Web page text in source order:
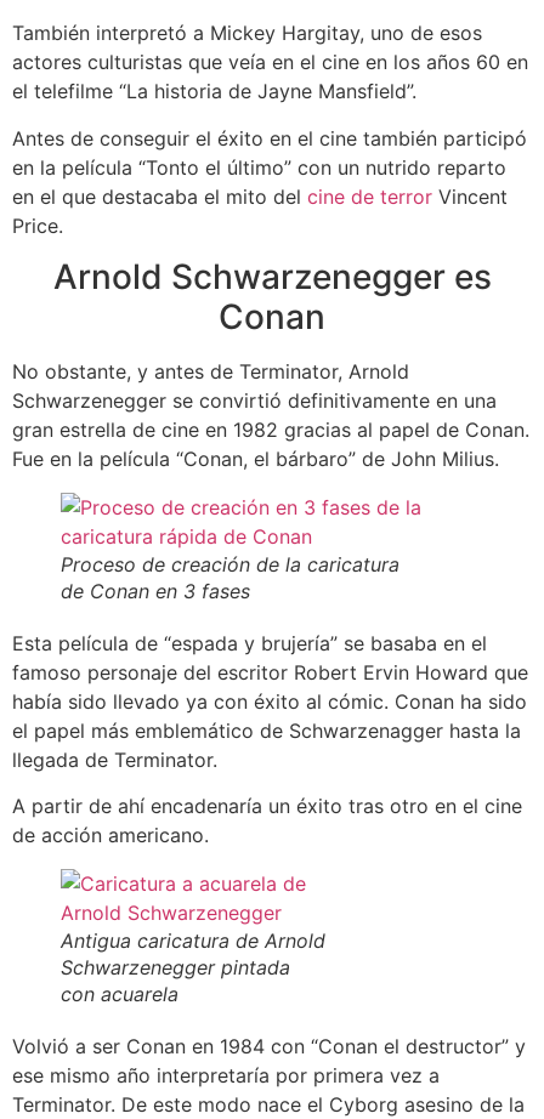
También interpretó a Mickey Hargitay, uno de esos
actores culturistas que veía en el cine en los años 60 en
el telefilme “La historia de Jayne Mansfield”.
Antes de conseguir el éxito en el cine también participó
en la película “Tonto el último” con un nutrido reparto
en el que destacaba el mito del cine de terror Vincent
Price.
Arnold Schwarzenegger es
Conan
No obstante, y antes de Terminator, Arnold
Schwarzenegger se convirtió definitivamente en una
gran estrella de cine en 1982 gracias al papel de Conan.
Fue en la película “Conan, el bárbaro” de John Milius.
Proceso de creación de la caricatura
de Conan en 3 fases
Esta película de “espada y brujería” se basaba en el
famoso personaje del escritor Robert Ervin Howard que
había sido llevado ya con éxito al cómic. Conan ha sido
el papel más emblemático de Schwarzenagger hasta la
llegada de Terminator.
A partir de ahí encadenaría un éxito tras otro en el cine
de acción americano.
Antigua caricatura de Arnold
Schwarzenegger pintada
con acuarela
Volvió a ser Conan en 1984 con “Conan el destructor” y
ese mismo año interpretaría por primera vez a
Terminator. De este modo nace el Cyborg asesino de la